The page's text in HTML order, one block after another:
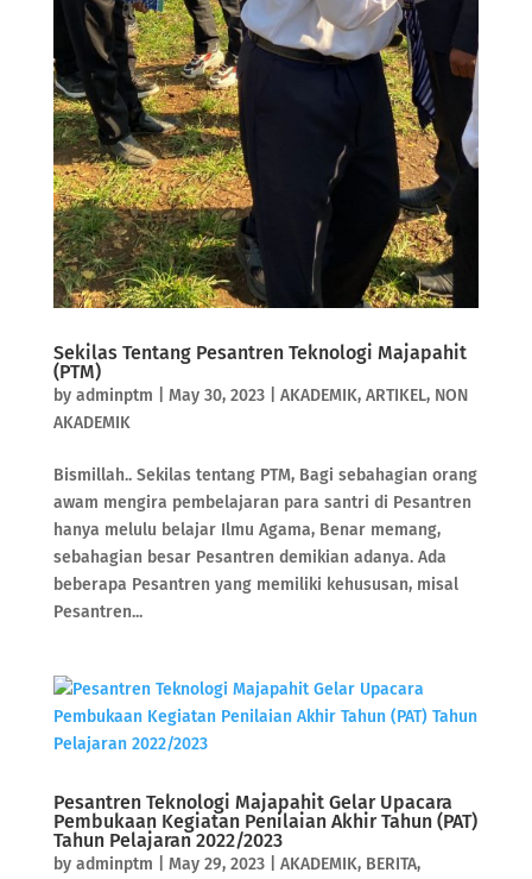
Sekilas Tentang Pesantren Teknologi Majapahit
(PTM)
by adminptm May 30, 2023| AKADEMIK, ARTIKEL, NON
AKADEMIK
Bismillah.. Sekilas tentang PTM, Bagi sebahagian orang
awam mengira pembelajaran para santri di Pesantren
hanya melulu belajar Ilmu Agama, Benar memang,
sebahagian besar Pesantren demikian adanya. Ada
beberapa Pesantren yang memiliki kehususan, misal
Pesantren...
Pesantren Teknologi Majapahit Gelar Upacara
Pembukaan Kegiatan Penilaian Akhir Tahun (PAT)
Tahun Pelajaran 2022/2023
by adminptm May 29, 2023| AKADEMIK, BERITA,